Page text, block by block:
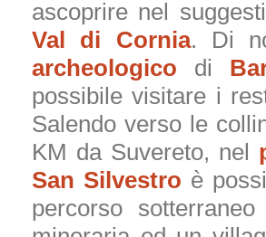
ascoprire nel
Val di Cornia. Di
archeologico di
possibile visitare i
Salendo verso le
KM da Suvereto, nel
San Silvestro è
percorso